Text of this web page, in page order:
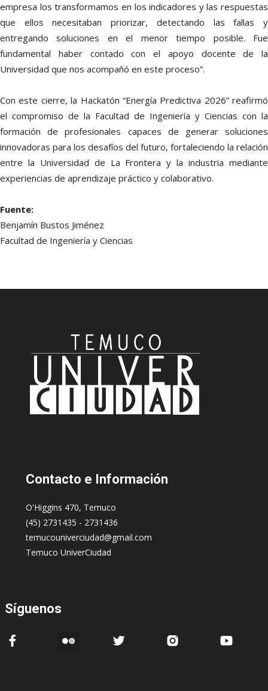
empresa los transformamos en los indicadores y las respuestas
que ellos necesitaban priorizar, detectando las fallas y
entregando soluciones en el menor tiempo posible. Fue
fundamental haber contado con el apoyo docente de la
Universidad que nos acompañó en este proceso”.
Con este cierre, la Hackatón “Energía Predictiva 2026” reafirmó
el compromiso de la Facultad de Ingeniería y Ciencias con la
formación de profesionales capaces de generar soluciones
innovadoras para los desafíos del futuro, fortaleciendo la relación
entre la Universidad de La Frontera y la industria mediante
experiencias de aprendizaje práctico y colaborativo.
Fuente:
Benjamín Bustos Jiménez
Facultad de Ingeniería y Ciencias
Contacto e Información
O'Higgins 470, Temuco
(45) 2731435 - 2731436
temucouniverciudad@gmail.com
Temuco UniverCiudad
Síguenos